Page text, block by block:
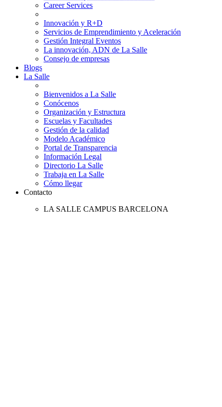
Career Services
Innovación y R+D
Servicios de Emprendimiento y Aceleración
Gestión Integral Eventos
La innovación, ADN de La Salle
Consejo de empresas
Blogs
La Salle
Bienvenidos a La Salle
Conócenos
Organización y Estructura
Escuelas y Facultades
Gestión de la calidad
Modelo Académico
Portal de Transparencia
Información Legal
Directorio La Salle
Trabaja en La Salle
Cómo llegar
Contacto
LA SALLE CAMPUS BARCELONA